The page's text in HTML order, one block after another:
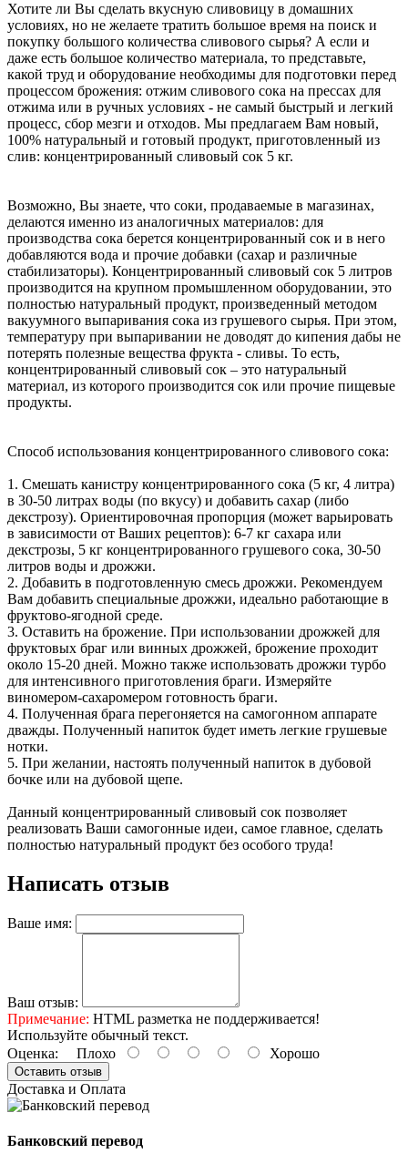
Хотите ли Вы сделать вкусную сливовицу в домашних
условиях, но не желаете тратить большое время на поиск и
покупку большого количества сливового сырья? А если и
даже есть большое количество материала, то представьте,
какой труд и оборудование необходимы для подготовки перед
процессом брожения: отжим сливового сока на прессах для
отжима или в ручных условиях - не самый быстрый и легкий
процесс, сбор мезги и отходов. Мы предлагаем Вам новый,
100% натуральный и готовый продукт, приготовленный из
слив: концентрированный сливовый сок 5 кг.
Возможно, Вы знаете, что соки, продаваемые в магазинах,
делаются именно из аналогичных материалов: для
производства сока берется концентрированный сок и в него
добавляются вода и прочие добавки (сахар и различные
стабилизаторы). Концентрированный сливовый сок 5 литров
производится на крупном промышленном оборудовании, это
полностью натуральный продукт, произведенный методом
вакуумного выпаривания сока из грушевого сырья. При этом,
температуру при выпаривании не доводят до кипения дабы не
потерять полезные вещества фрукта - сливы. То есть,
концентрированный сливовый сок – это натуральный
материал, из которого производится сок или прочие пищевые
продукты.
Способ использования концентрированного сливового сока:
1. Смешать канистру концентрированного сока (5 кг, 4 литра)
в 30-50 литрах воды (по вкусу) и добавить сахар (либо
декстрозу). Ориентировочная пропорция (может варьировать
в зависимости от Ваших рецептов): 6-7 кг сахара или
декстрозы, 5 кг концентрированного грушевого сока, 30-50
литров воды и дрожжи.
2. Добавить в подготовленную смесь дрожжи. Рекомендуем
Вам добавить специальные дрожжи, идеально работающие в
фруктово-ягодной среде.
3. Оставить на брожение. При использовании дрожжей для
фруктовых браг или винных дрожжей, брожение проходит
около 15-20 дней. Можно также использовать дрожжи турбо
для интенсивного приготовления браги. Измеряйте
виномером-сахаромером готовность браги.
4. Полученная брага перегоняется на самогонном аппарате
дважды. Полученный напиток будет иметь легкие грушевые
нотки.
5. При желании, настоять полученный напиток в дубовой
бочке или на дубовой щепе.
Данный концентрированный сливовый сок позволяет
реализовать Ваши самогонные идеи, самое главное, сделать
полностью натуральный продукт без особого труда!
Написать отзыв
Ваше имя:
Ваш отзыв:
Примечание: HTML разметка не поддерживается!
Используйте обычный текст.
Оценка: Плохо Хорошо
Оставить отзыв
Доставка и Оплата
Банковский перевод